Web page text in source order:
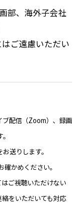
部、海外子会社
ご遠慮いただい
配信（Zoom）、録画
送りします。
かめください。
ご視聴いただけない
をいただいても対応